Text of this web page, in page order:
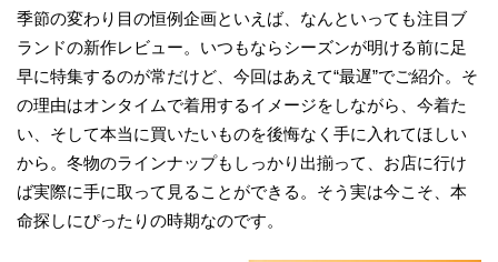
季節の変わり目の恒例企画といえば、なんといっても注目ブ
ランドの新作レビュー。いつもならシーズンが明ける前に足
早に特集するのが常だけど、今回はあえて“最遅”でご紹介。そ
の理由はオンタイムで着用するイメージをしながら、今着た
い、そして本当に買いたいものを後悔なく手に入れてほしい
から。冬物のラインナップもしっかり出揃って、お店に行け
ば実際に手に取って見ることができる。そう実は今こそ、本
命探しにぴったりの時期なのです。